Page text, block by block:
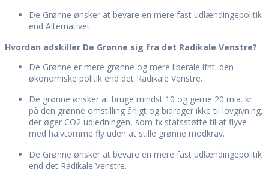
De Grønne ønsker at bevare en mere fast udlændingepolitik
end Alternativet
Hvordan adskiller De Grønne sig fra det Radikale Venstre?
De Grønne er mere grønne og mere liberale ifht. den
økonomiske politik end det Radikale Venstre.
De grønne ønsker at bruge mindst 10 og gerne 20 mia. kr.
på den grønne omstilling årligt og bidrager ikke til lovgivning,
der øger CO2 udledningen, som fx statsstøtte til at flyve
med halvtomme fly uden at stille grønne modkrav.
De Grønne ønsker at bevare en mere fast udlændingepolitik
end det Radikale Venstre.